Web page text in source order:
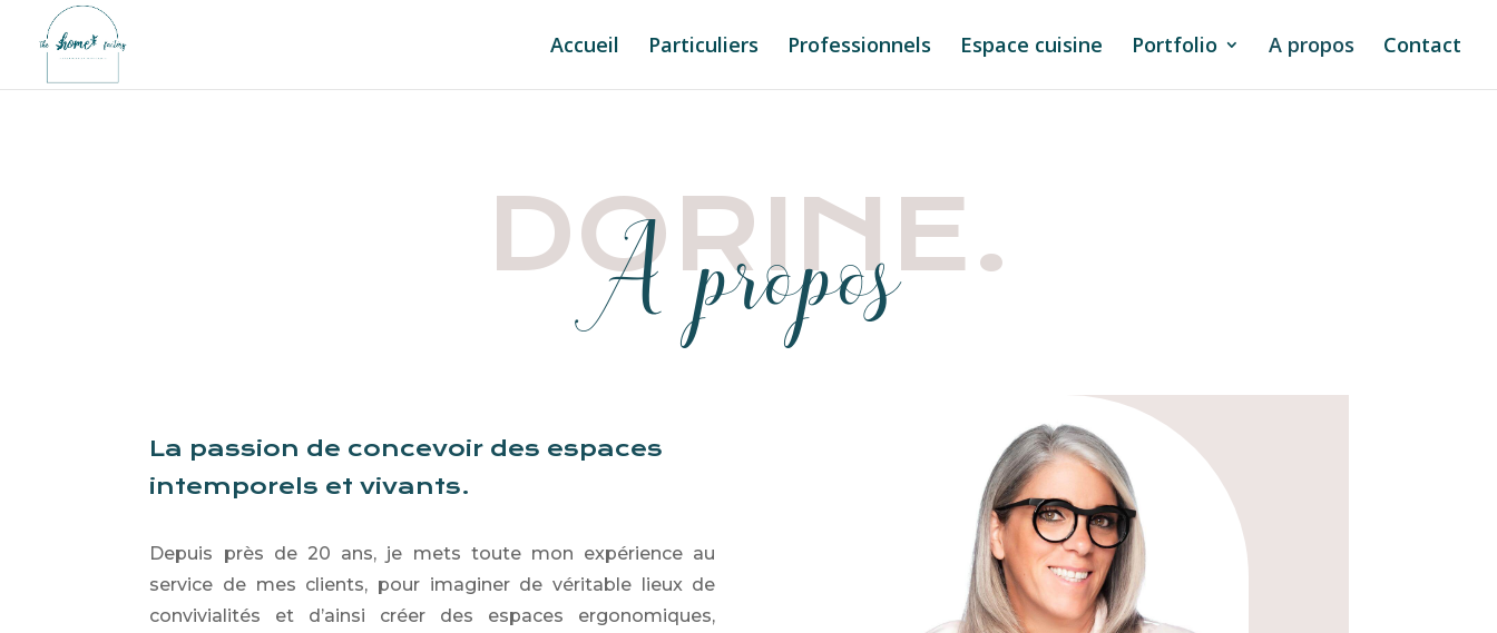
Accueil Particuliers Professionnels Espace cuisine Portfolio A propos Contact
DORINE.
A propos
La passion de concevoir des espaces
intemporels et vivants.
Depuis près de 20 ans, je mets toute mon expérience au
service de mes clients, pour imaginer de véritable lieux de
convivialités et d’ainsi créer des espaces ergonomiques,